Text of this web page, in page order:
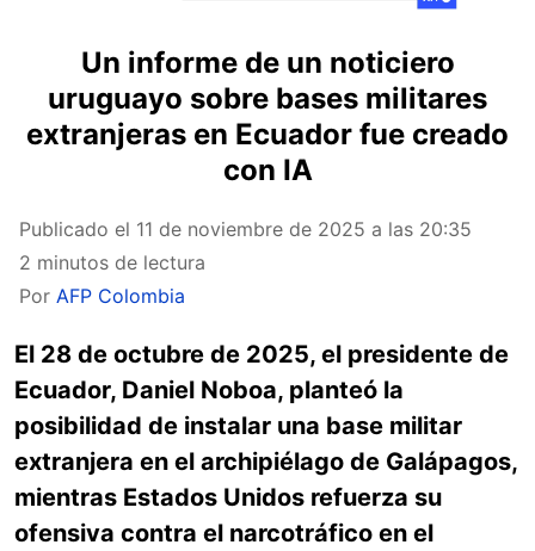
Un informe de un noticiero
uruguayo sobre bases militares
extranjeras en Ecuador fue creado
con IA
Publicado el 11 de noviembre de 2025 a las 20:35
2 minutos de lectura
Por AFP Colombia
El 28 de octubre de 2025, el presidente de
Ecuador, Daniel Noboa, planteó la
posibilidad de instalar una base militar
extranjera en el archipiélago de Galápagos,
mientras Estados Unidos refuerza su
ofensiva contra el narcotráfico en el